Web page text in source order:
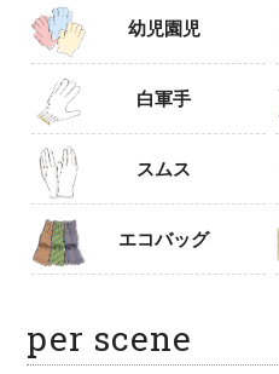
幼児園児
白軍手
スムス
エコバッグ
per scene